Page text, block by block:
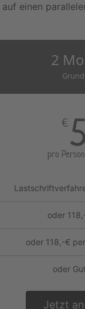
einen
2
€
pro
oder
oder 118,-€
oder
Jetzt